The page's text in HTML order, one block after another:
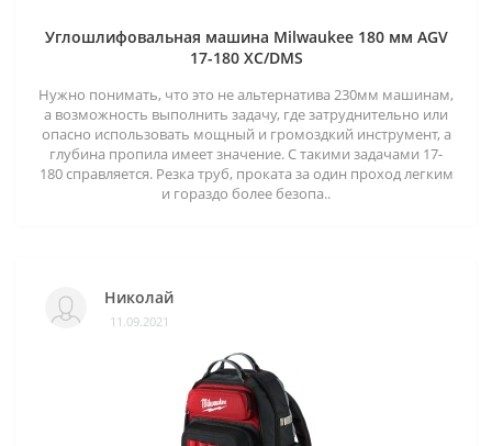
Углошлифовальная машина Milwaukee 180 мм AGV
17-180 XC/DMS
Нужно понимать, что это не альтернатива 230мм машинам,
а возможность выполнить задачу, где затруднительно или
опасно использовать мощный и громоздкий инструмент, а
глубина пропила имеет значение. С такими задачами 17-
180 справляется. Резка труб, проката за один проход легким
и гораздо более безопа..
Николай
11.09.2021